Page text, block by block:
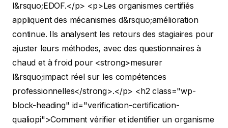
l&rsquo;EDOF.</p> <p>Les organismes certifiés
appliquent des mécanismes d&rsquo;amélioration
continue. Ils analysent les retours des stagiaires pour
ajuster leurs méthodes, avec des questionnaires à
chaud et à froid pour <strong>mesurer
l&rsquo;impact réel sur les compétences
professionnelles</strong>.</p> <h2 class="wp-
block-heading" id="verification-certification-
qualiopi">Comment vérifier et identifier un organisme